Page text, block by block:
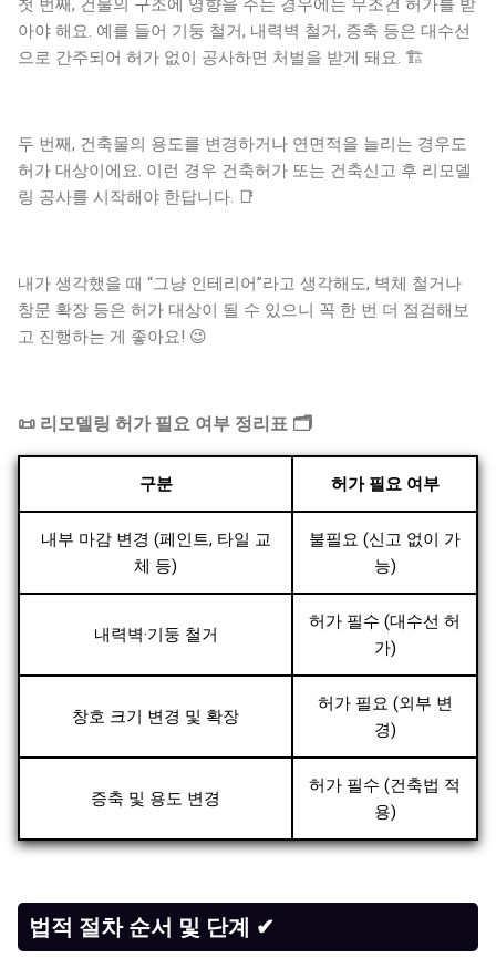
첫 번째, 건물의 구조에 영향을 주는 경우에는 무조건 허가를 받
아야 해요. 예를 들어 기둥 철거, 내력벽 철거, 증축 등은 대수선
으로 간주되어 허가 없이 공사하면 처벌을 받게 돼요. 🏗️
두 번째, 건축물의 용도를 변경하거나 연면적을 늘리는 경우도
허가 대상이에요. 이런 경우 건축허가 또는 건축신고 후 리모델
링 공사를 시작해야 한답니다. 📑
내가 생각했을 때 “그냥 인테리어”라고 생각해도, 벽체 철거나
창문 확장 등은 허가 대상이 될 수 있으니 꼭 한 번 더 점검해보
고 진행하는 게 좋아요! 😉
📜 리모델링 허가 필요 여부 정리표 🗂️
구분 허가 필요 여부
내부 마감 변경 (페인트, 타일 교
체 등)
불필요 (신고 없이 가
능)
내력벽·기둥 철거
허가 필수 (대수선 허
가)
창호 크기 변경 및 확장
허가 필요 (외부 변
경)
증축 및 용도 변경
허가 필수 (건축법 적
용)
법적 절차 순서 및 단계 ✔